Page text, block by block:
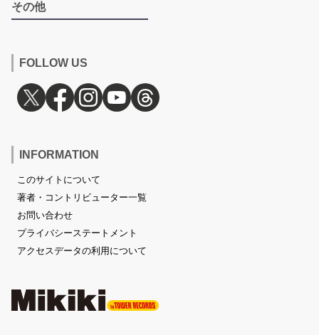
その他
FOLLOW US
INFORMATION
このサイトについて
著者・コントリビューター一覧
お問い合わせ
プライバシーステートメント
アクセスデータの利用について